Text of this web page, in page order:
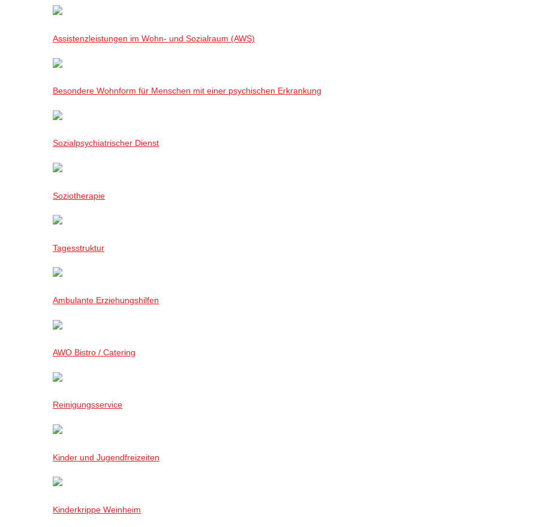
Assistenzleistungen im Wohn- und Sozialraum (AWS)
Besondere Wohnform für Menschen mit einer psychischen Erkrankung
Sozialpsychiatrischer Dienst
Soziotherapie
Tagesstruktur
Ambulante Erziehungshilfen
AWO Bistro / Catering
Reinigungsservice
Kinder und Jugendfreizeiten
Kinderkrippe Weinheim